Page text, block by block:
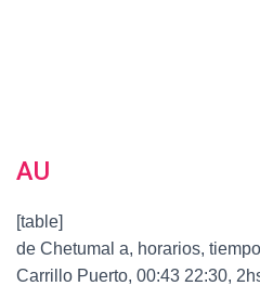
AU
[table]
de Chetumal a, horarios,
Carrillo Puerto, 00:43 22:30,